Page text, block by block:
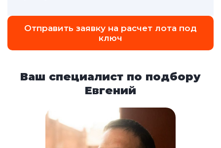
Отправить заявку на расчет лота под
ключ
Ваш специалист по подбору
Евгений